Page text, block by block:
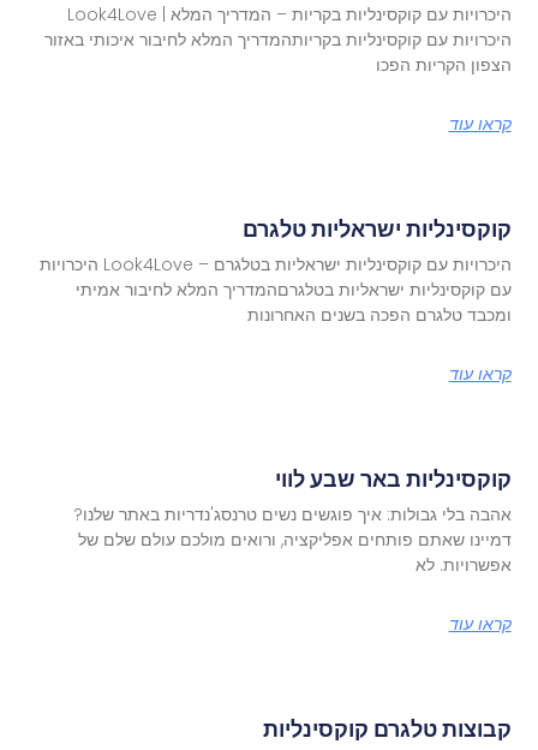
היכרויות עם קוקסינליות בקריות – המדריך המלא | Look4Love
היכרויות עם קוקסינליות בקריותהמדריך המלא לחיבור איכותי באזור
הצפון הקריות הפכו
קראו עוד
קוקסינליות ישראליות טלגרם
היכרויות עם קוקסינליות ישראליות בטלגרם – Look4Love היכרויות
עם קוקסינליות ישראליות בטלגרםהמדריך המלא לחיבור אמיתי
ומכבד טלגרם הפכה בשנים האחרונות
קראו עוד
קוקסינליות באר שבע לווי
אהבה בלי גבולות: איך פוגשים נשים טרנסג'נדריות באתר שלנו?
דמיינו שאתם פותחים אפליקציה, ורואים מולכם עולם שלם של
אפשרויות. לא
קראו עוד
קבוצות טלגרם קוקסינליות